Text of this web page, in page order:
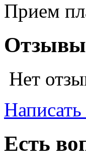
Прием
Отзывы
Нет
Есть